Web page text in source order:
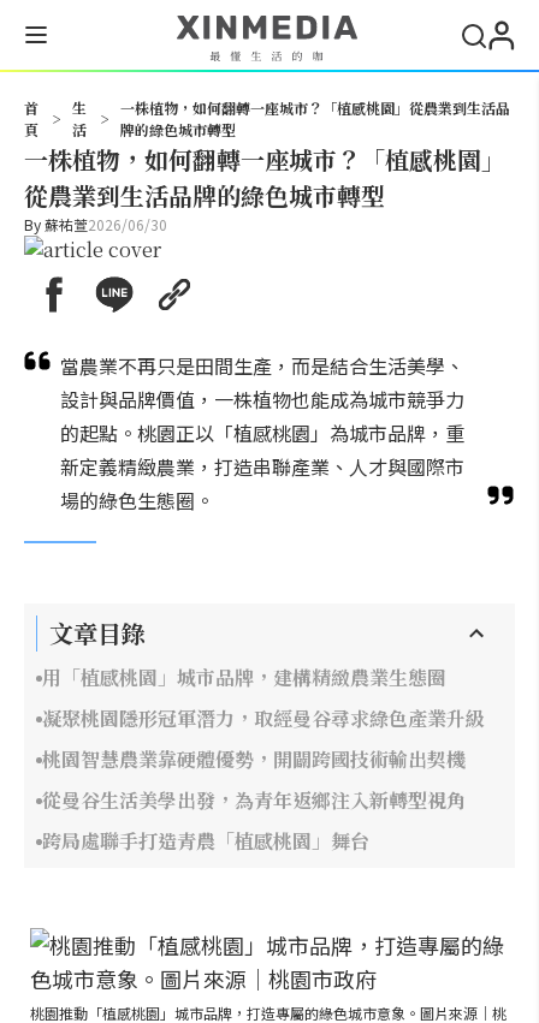
首
頁
>
生
活
>
一株植物，如何翻轉一座城市？「植感桃園」從農業到生活品
牌的綠色城市轉型
一株植物，如何翻轉一座城市？「植感桃園」
從農業到生活品牌的綠色城市轉型
By蘇祐萱2026/06/30
當農業不再只是田間生產，而是結合生活美學、
設計與品牌價值，一株植物也能成為城市競爭力
的起點。桃園正以「植感桃園」為城市品牌，重
新定義精緻農業，打造串聯產業、人才與國際市
場的綠色生態圈。
文章目錄
用「植感桃園」城市品牌，建構精緻農業生態圈
凝聚桃園隱形冠軍潛力，取經曼谷尋求綠色產業升級
桃園智慧農業靠硬體優勢，開闢跨國技術輸出契機
從曼谷生活美學出發，為青年返鄉注入新轉型視角
跨局處聯手打造青農「植感桃園」舞台
桃園推動「植感桃園」城市品牌，打造專屬的綠色城市意象。圖片來源｜桃